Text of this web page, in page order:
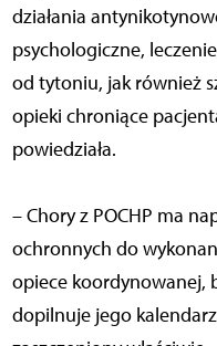
działania
psychologiczne,
od tytoniu, jak również
opieki chroniące
powiedziała.
– Chory z POCHP ma
ochronnych do
opiece koordynowanej,
dopilnuje jego